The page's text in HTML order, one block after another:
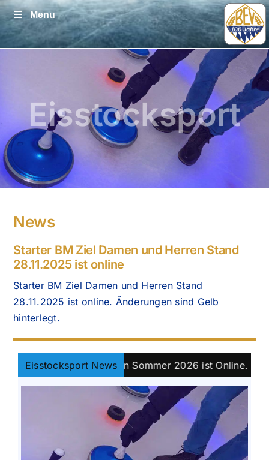
Zum
Inhalt
springen
Menu
Eisstocksport
News
Starter BM Ziel Damen und Herren Stand
28.11.2025 ist online
Starter BM Ziel Damen und Herren Stand
28.11.2025 ist online. Änderungen sind Gelb
hinterlegt.
Eisstocksport News
Bayernpokal Damen Sommer 2026 ist Online. ||